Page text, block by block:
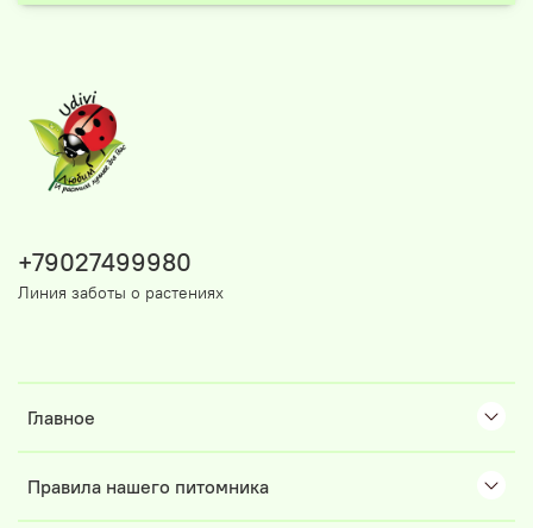
Главное
Правила нашего питомника
+79027499980
Линия заботы о растениях